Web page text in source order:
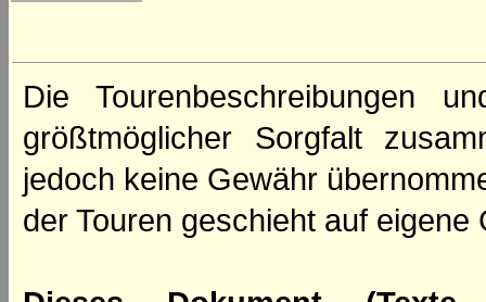
Die Tourenbeschreibungen
größtmöglicher Sorgfalt
jedoch keine Gewähr
der Touren geschieht auf eigene